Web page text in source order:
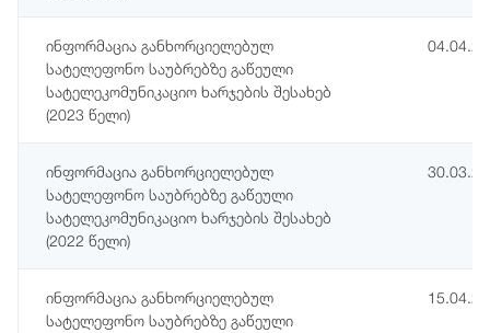
ინფორმაცია განხორციელებულ
სატელეფონო საუბრებზე გაწეული
სატელეკომუნიკაციო ხარჯების შესახებ
(2023 წელი)
ინფორმაცია განხორციელებულ
სატელეფონო საუბრებზე გაწეული
სატელეკომუნიკაციო ხარჯების შესახებ
(2022 წელი)
ინფორმაცია განხორციელებულ
სატელეფონო საუბრებზე გაწეული